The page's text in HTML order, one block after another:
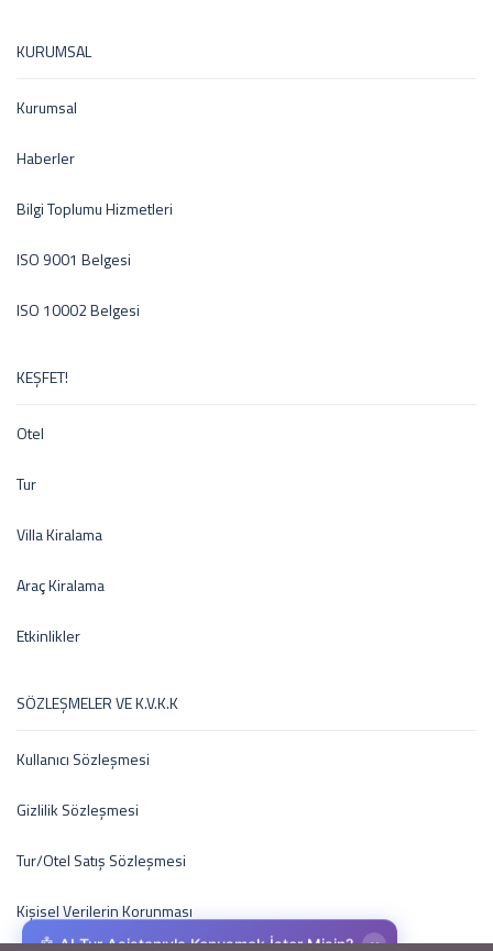
KURUMSAL
Kurumsal
Haberler
Bilgi Toplumu Hizmetleri
ISO 9001 Belgesi
ISO 10002 Belgesi
KEŞFET!
Otel
Tur
Villa Kiralama
Araç Kiralama
Etkinlikler
SÖZLEŞMELER VE K.V.K.K
Kullanıcı Sözleşmesi
Gizlilik Sözleşmesi
Tur/Otel Satış Sözleşmesi
Kişisel Verilerin Korunması
🤖 AI Tur Asistanıyla Konuşmak İster Misin? ×